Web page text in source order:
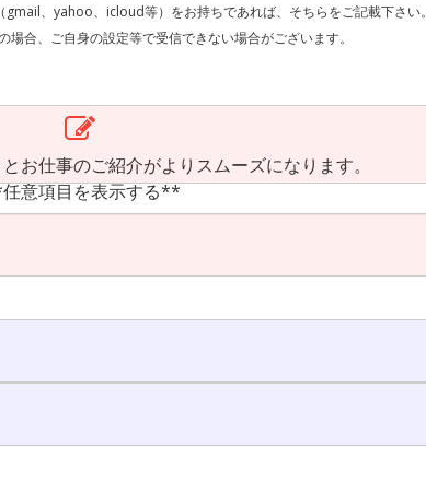
gmail、yahoo、icloud等）をお持ちであれば、そちらをご記載下さい。
で受信できない場合がございます。
お仕事のご紹介がよりスムーズになります。
意項目を表示する**